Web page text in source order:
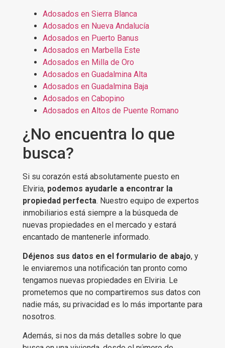
Adosados en Sierra Blanca
Adosados en Nueva Andalucía
Adosados en Puerto Banus
Adosados en Marbella Este
Adosados en Milla de Oro
Adosados en Guadalmina Alta
Adosados en Guadalmina Baja
Adosados en Cabopino
Adosados en Altos de Puente Romano
¿No encuentra lo que
busca?
Si su corazón está absolutamente puesto en
Elviria, podemos ayudarle a encontrar la
propiedad perfecta. Nuestro equipo de expertos
inmobiliarios está siempre a la búsqueda de
nuevas propiedades en el mercado y estará
encantado de mantenerle informado.
Déjenos sus datos en el formulario de abajo, y
le enviaremos una notificación tan pronto como
tengamos nuevas propiedades en Elviria. Le
prometemos que no compartiremos sus datos con
nadie más, su privacidad es lo más importante para
nosotros.
Además, si nos da más detalles sobre lo que